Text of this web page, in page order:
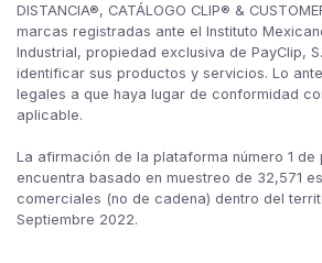
DISTANCIA®, CATÁLOGO CLIP® &
marcas registradas ante el Instituto
Industrial, propiedad exclusiva de PayClip,
identificar sus productos y servicios. Lo
legales a que haya lugar de conformidad
aplicable.
La afirmación de la plataforma número 1 de
encuentra basado en muestreo de 32,571
comerciales (no de cadena) dentro del
Septiembre 2022.